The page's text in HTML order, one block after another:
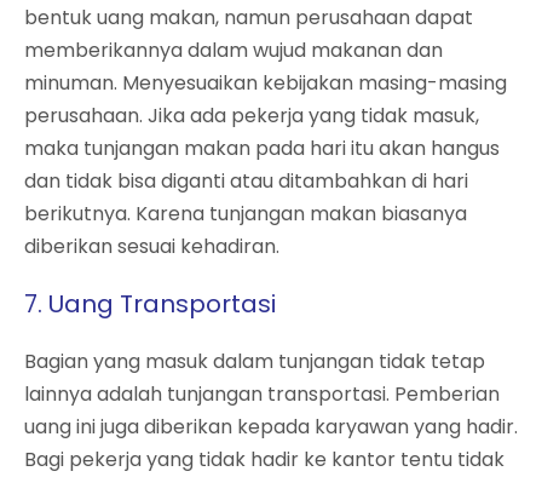
bentuk uang makan, namun perusahaan dapat
memberikannya dalam wujud makanan dan
minuman. Menyesuaikan kebijakan masing-masing
perusahaan. Jika ada pekerja yang tidak masuk,
maka tunjangan makan pada hari itu akan hangus
dan tidak bisa diganti atau ditambahkan di hari
berikutnya. Karena tunjangan makan biasanya
diberikan sesuai kehadiran.
7. Uang Transportasi
Bagian yang masuk dalam tunjangan tidak tetap
lainnya adalah tunjangan transportasi. Pemberian
uang ini juga diberikan kepada karyawan yang hadir.
Bagi pekerja yang tidak hadir ke kantor tentu tidak